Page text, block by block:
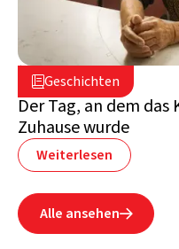
Geschichten
2. Juli 2026
Libanon
Der Tag, an dem
Zuhause wurde
Weiterlesen
Alle ansehen